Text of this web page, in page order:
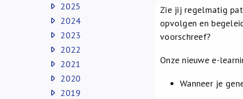
Zie jij regelmatig
opvolgen en
voorschreef?
Onze nieuwe e-
Wanneer je
2025
2024
2023
2022
2021
2020
2019